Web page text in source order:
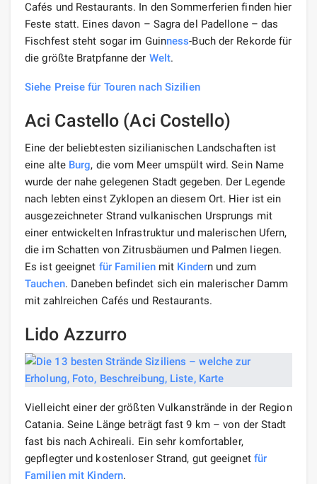
Cafés und Restaurants. In den Sommerferien finden hier
Feste statt. Eines davon – Sagra del Padellone – das
Fischfest steht sogar im Guinness-Buch der Rekorde für
die größte Bratpfanne der Welt.
Siehe Preise für Touren nach Sizilien
Aci Castello (Aci Costello)
Eine der beliebtesten sizilianischen Landschaften ist
eine alte Burg, die vom Meer umspült wird. Sein Name
wurde der nahe gelegenen Stadt gegeben. Der Legende
nach lebten einst Zyklopen an diesem Ort. Hier ist ein
ausgezeichneter Strand vulkanischen Ursprungs mit
einer entwickelten Infrastruktur und malerischen Ufern,
die im Schatten von Zitrusbäumen und Palmen liegen.
Es ist geeignet für Familienmit Kindern und zum
Tauchen. Daneben befindet sich ein malerischer Damm
mit zahlreichen Cafés und Restaurants.
Lido Azzurro
Vielleicht einer der größten Vulkanstrände in der Region
Catania. Seine Länge beträgt fast 9 km – von der Stadt
fast bis nach Achireali. Ein sehr komfortabler,
gepflegter und kostenloser Strand, gut geeignet für
Familien mit Kindern.